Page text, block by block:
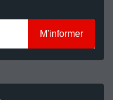
M'informer